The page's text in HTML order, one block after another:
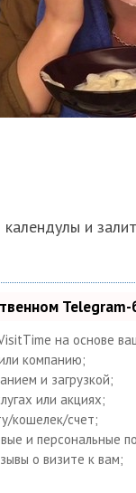
и
на основе
компанию;
и загрузкой;
или акциях;
кошелек/счет;
и персональные
о визите к вам;